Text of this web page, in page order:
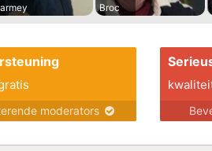
Broc
moderators